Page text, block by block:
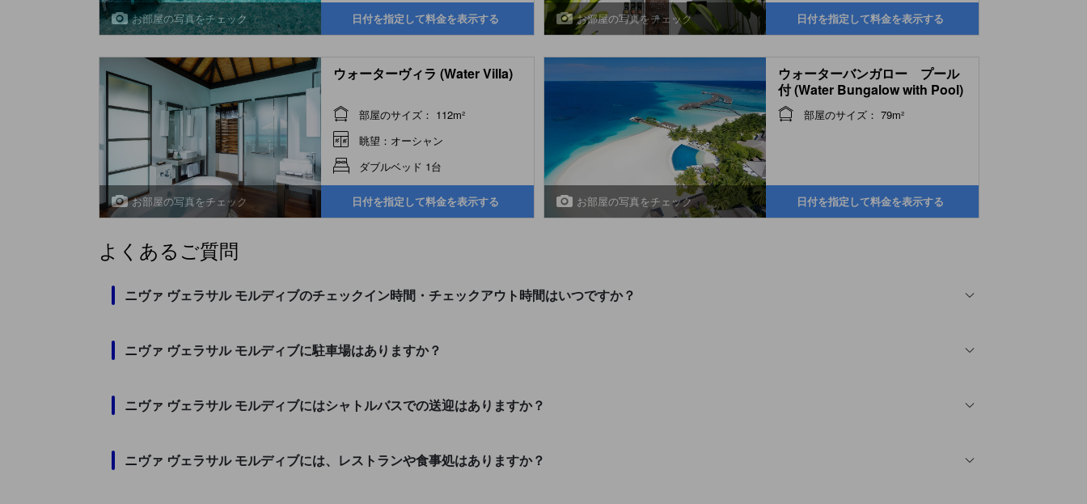
お部屋の写真をチェック 日付を指定して料金を表示する お部屋の写真をチェック 日付を指定して料金を表示する
お部屋の写真をチェック
ウォーターヴィラ (Water Villa)
部屋のサイズ： 112m²
眺望：オーシャン
ダブルベッド 1台
日付を指定して料金を表示する お部屋の写真をチェック
ウォーターバンガロー プール
付 (Water Bungalow with Pool)
部屋のサイズ： 79m²
日付を指定して料金を表示する
よくあるご質問
ニヴァ ヴェラサル モルディブのチェックイン時間・チェックアウト時間はいつですか？
ニヴァ ヴェラサル モルディブに駐車場はありますか？
ニヴァ ヴェラサル モルディブにはシャトルバスでの送迎はありますか？
ニヴァ ヴェラサル モルディブには、レストランや食事処はありますか？